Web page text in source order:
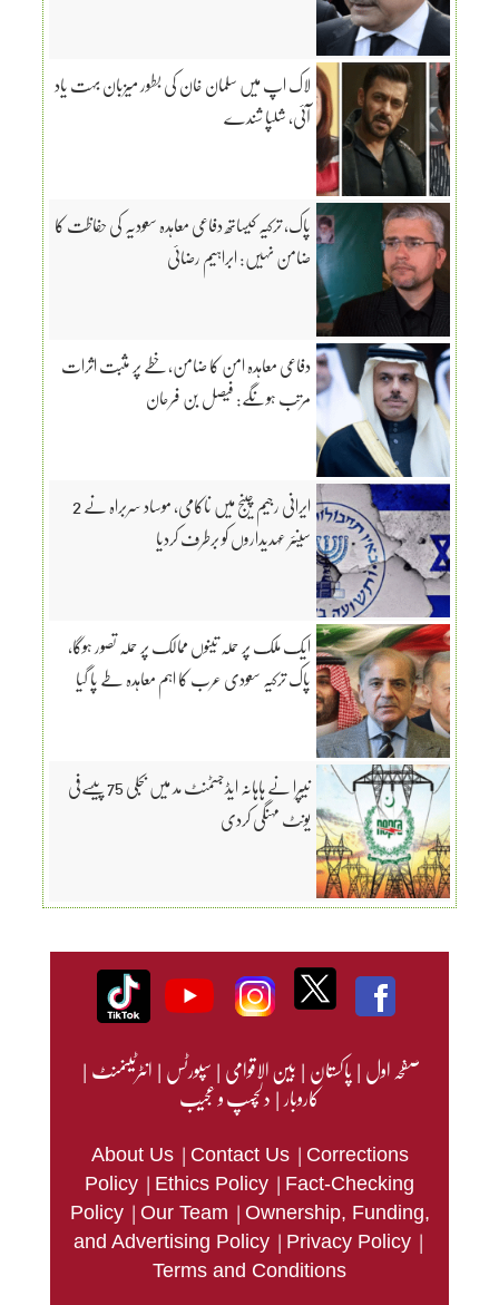
لاک اپ میں سلمان خان کی بطور میزبان بہت یاد
آئی، شلپا شندے
پاک، ترکیہ کیساتھ دفاعی معاہدہ سعودیہ کی حفاظت کا
ضامن نہیں: ابراہیم رضائی
دفاعی معاہدہ امن کا ضامن، خطے پر مثبت اثرات
مرتب ہونگے: فیصل بن فرحان
ایرانی رجیم چینج میں ناکامی، موساد سربراہ نے 2
سینئر عہدیداروں کو برطرف کردیا
ایک ملک پر حملہ تینوں ممالک پر حملہ تصور ہوگا،
پاک ترکیہ سعودی عرب کا اہم معاہدہ طے پا گیا
نیپرا نے ہاہانہ ایڈجسٹمنٹ مد میں بجلی 75 پیسےفی
یونٹ مہنگی کردی
صفحہ اول|پاکستان|بین الاقوامی|سپورٹس|انٹرٹینمنٹ|
کاروبار|دلچسپ و عجیب
About Us | Contact Us | Corrections
Policy | Ethics Policy | Fact-Checking
Policy | Our Team | Ownership, Funding,
and Advertising Policy | Privacy Policy |
Terms and Conditions